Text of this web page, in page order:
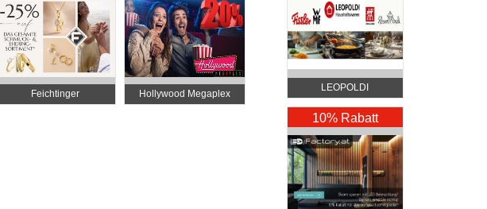
Feichtinger
Schmuckhandel Zentrale
Hollywood Megaplex
Kinos - Alle Standorte
LEOPOLDI
Haushaltswaren
10% Rabatt